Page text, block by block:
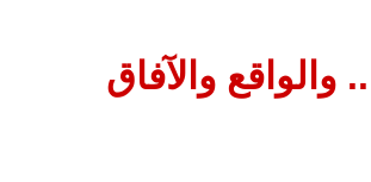
والواقع والآفاق